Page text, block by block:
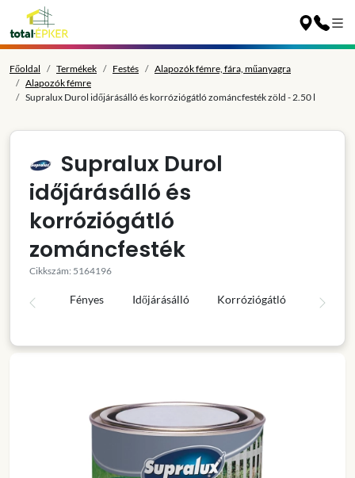
Főoldal Termékek Festés
Alapozók fémre, fára, műanyagra
Alapozók fémre
Supralux Durol időjárásálló és korróziógátló zománcfesték zöld - 2.50 l
Supralux Durol
időjárásálló és
korróziógátló
zománcfesték
Cikkszám: 5164196
Fényes Időjárásálló Korróziógátló